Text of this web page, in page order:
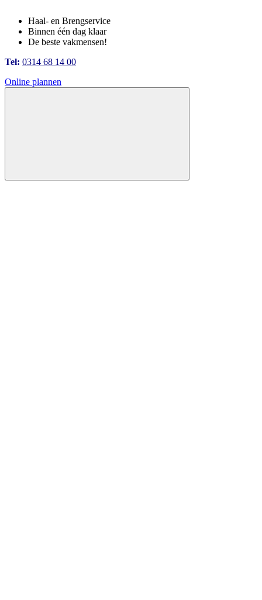
Haal- en Brengservice
Binnen één dag klaar
De beste vakmensen!
Tel: 0314 68 14 00
Online plannen